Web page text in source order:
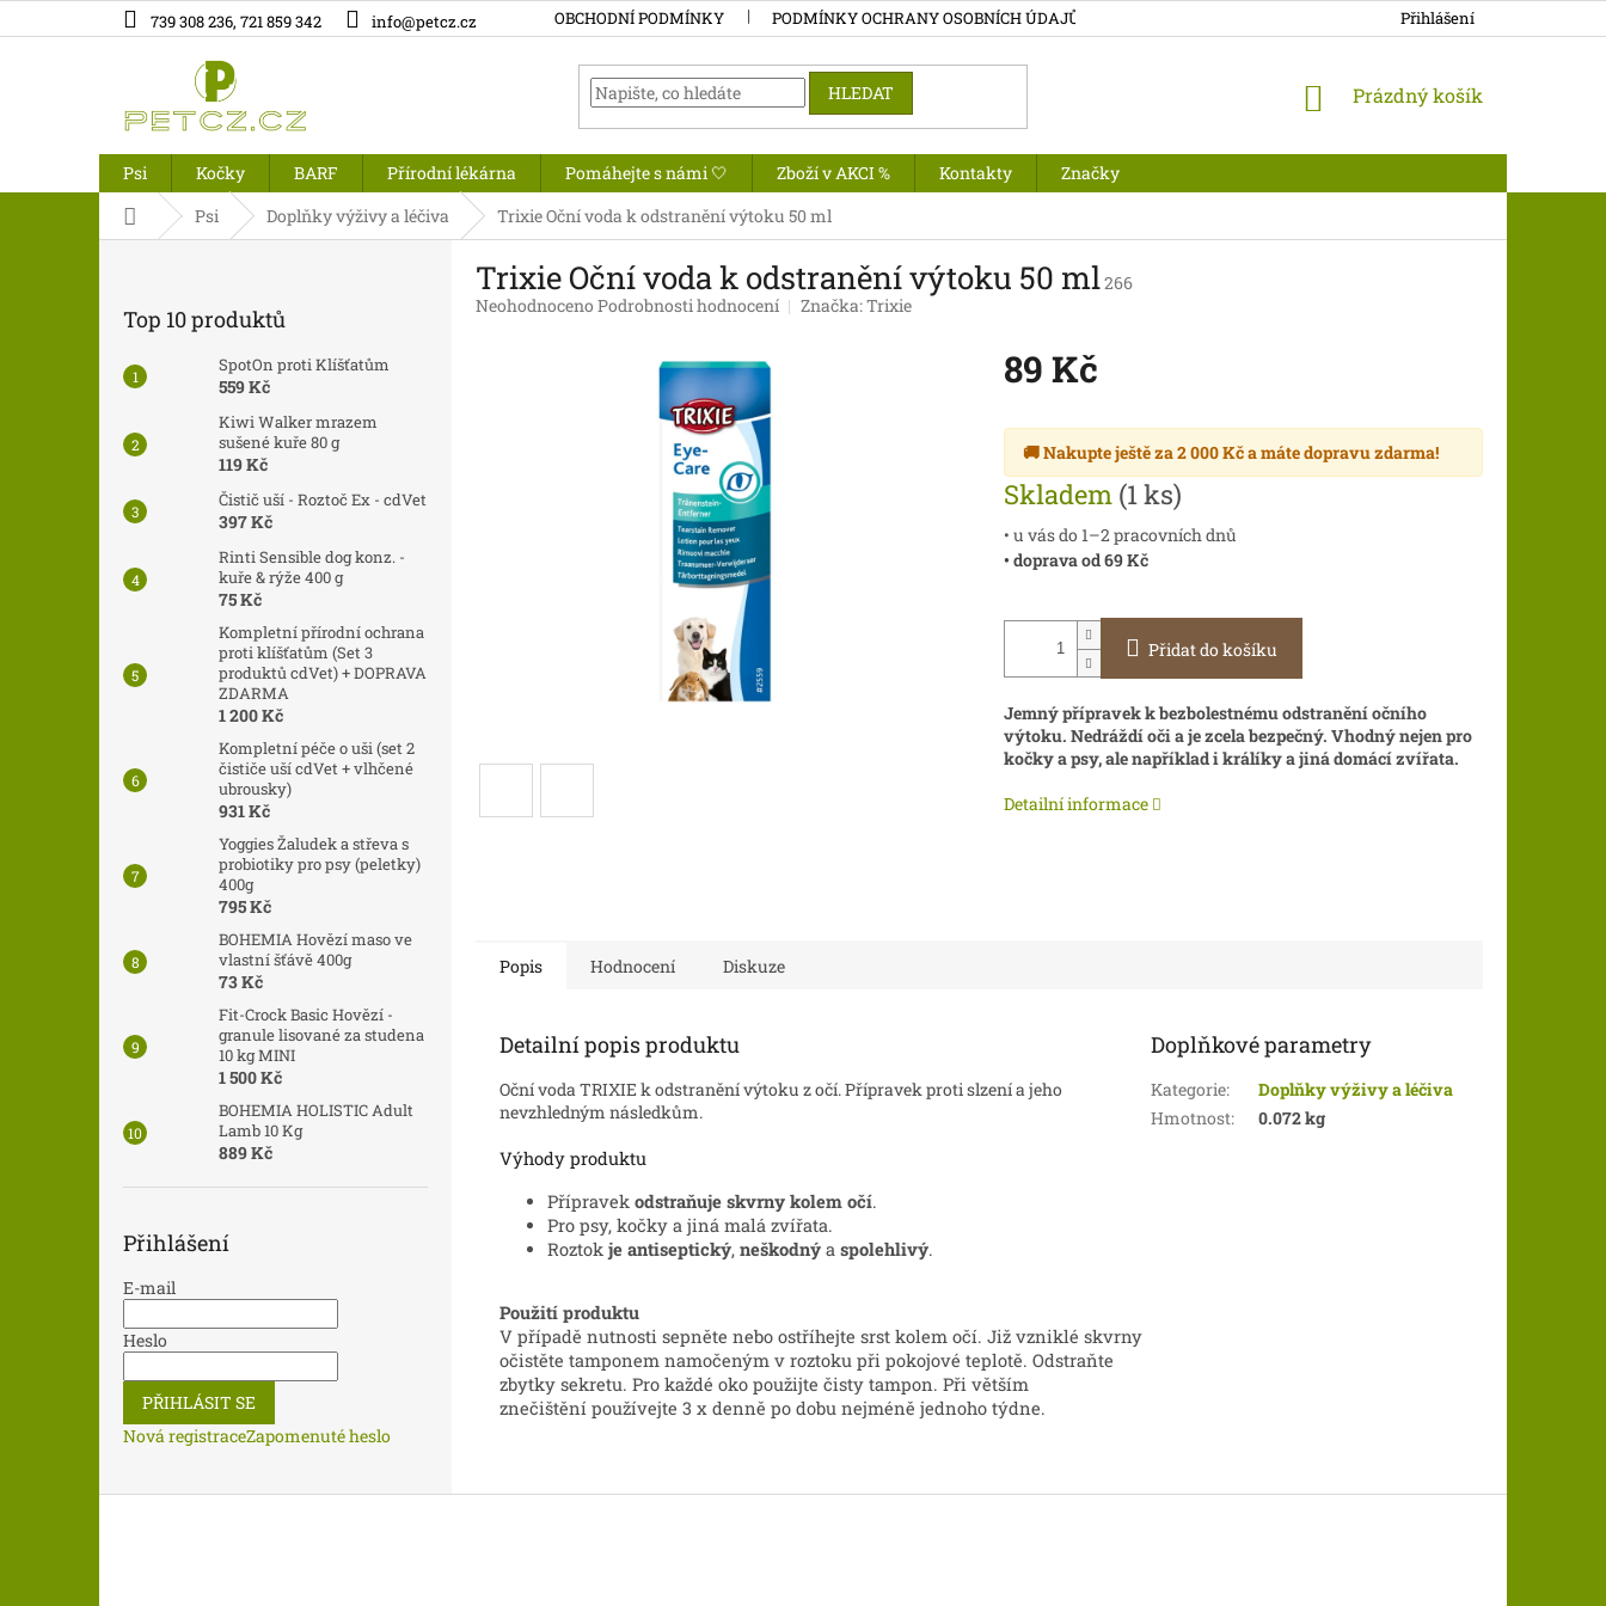
na
739 308 236, 721 859 342 info@petcz.cz OBCHODNÍ PODMÍNKY PODMÍNKY OCHRANY OSOBNÍCH ÚDAJŮ Přihlášení
HLEDAT
NÁKUPNÍ
Prázdný košík
Psi Kočky BARF Přírodní lékárna Pomáhejte s námi 🤍 Zboží v AKCI % Kontakty
Značky
Domů Psi Doplňky výživy a léčiva Trixie Oční voda k odstranění výtoku 50 ml
Top 10 produktů
SpotOn proti Klíšťatům
559 Kč
Kiwi Walker mrazem
sušené kuře 80 g
119 Kč
Čistič uší - Roztoč Ex - cdVet
397 Kč
Rinti Sensible dog konz. -
kuře & rýže 400 g
75 Kč
Kompletní přírodní ochrana
proti klíšťatům (Set 3
produktů cdVet) + DOPRAVA
ZDARMA
1 200 Kč
Kompletní péče o uši (set 2
čističe uší cdVet + vlhčené
ubrousky)
931 Kč
Yoggies Žaludek a střeva s
probiotiky pro psy (peletky)
400g
795 Kč
BOHEMIA Hovězí maso ve
vlastní šťávě 400g
73 Kč
Fit-Crock Basic Hovězí -
granule lisované za studena
10 kg MINI
1 500 Kč
BOHEMIA HOLISTIC Adult
Lamb 10 Kg
889 Kč
Přihlášení
E-mail
Heslo
PŘIHLÁSIT SE
Nová registraceZapomenuté heslo
Trixie Oční voda k odstranění výtoku 50 ml266
Průměrné
Neohodnoceno Podrobnosti hodnocení Značka:Trixie
89 Kč
cena:
🚚 Nakupte ještě za2 000 Kča mátedopravu zdarma!
Skladem (1 ks)
• u vás do 1–2 pracovních dnů
• doprava od 69 Kč
Přidat do košíku
Jemný přípravek k bezbolestnému odstranění očního
výtoku. Nedráždí oči a je zcela bezpečný. Vhodný nejen pro
kočky a psy, ale například i králíky a jiná domácí zvířata.
Detailní informace
Popis Hodnocení Diskuze
Detailní popis produktu
Oční voda TRIXIE k odstranění výtoku z očí. Přípravek proti slzení a jeho
nevzhledným následkům.
Výhody produktu
Přípravek odstraňuje skvrny kolem očí.
Pro psy, kočky a jiná malá zvířata.
Roztok je antiseptický, neškodný a spolehlivý.
Použití produktu
V případě nutnosti sepněte nebo ostříhejte srst kolem očí. Již vzniklé skvrny
očistěte tamponem namočeným v roztoku při pokojové teplotě. Odstraňte
zbytky sekretu. Pro každé oko použijte čisty tampon. Při větším
znečištění používejte 3 x denně po dobu nejméně jednoho týdne.
Doplňkové parametry
Kategorie:
Doplňky výživy a léčiva
Hmotnost: 0.072 kg